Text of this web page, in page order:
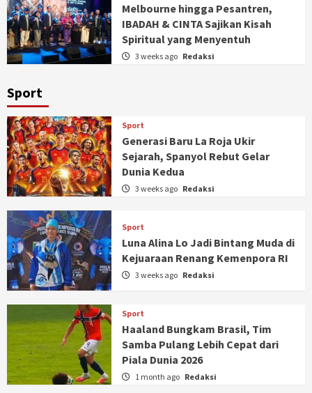
Melbourne hingga Pesantren,
IBADAH & CINTA Sajikan Kisah
Spiritual yang Menyentuh
3 weeks ago Redaksi
Sport
Sport
Generasi Baru La Roja Ukir
Sejarah, Spanyol Rebut Gelar
Dunia Kedua
3 weeks ago Redaksi
Sport
Luna Alina Lo Jadi Bintang Muda di
Kejuaraan Renang Kemenpora RI
3 weeks ago Redaksi
Sport
Haaland Bungkam Brasil, Tim
Samba Pulang Lebih Cepat dari
Piala Dunia 2026
1 month ago Redaksi